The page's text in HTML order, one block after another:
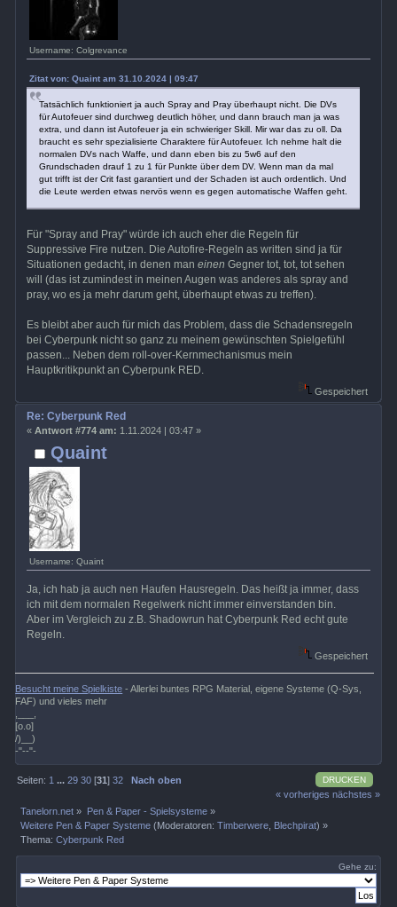
Username: Colgrevance
Zitat von: Quaint am 31.10.2024 | 09:47
Tatsächlich funktioniert ja auch Spray and Pray überhaupt nicht. Die DVs
für Autofeuer sind durchweg deutlich höher, und dann brauch man ja was
extra, und dann ist Autofeuer ja ein schwieriger Skill. Mir war das zu oll. Da
braucht es sehr spezialisierte Charaktere für Autofeuer. Ich nehme halt die
normalen DVs nach Waffe, und dann eben bis zu 5w6 auf den
Grundschaden drauf 1 zu 1 für Punkte über dem DV. Wenn man da mal
gut trifft ist der Crit fast garantiert und der Schaden ist auch ordentlich. Und
die Leute werden etwas nervös wenn es gegen automatische Waffen geht.
Für "Spray and Pray" würde ich auch eher die Regeln für
Suppressive Fire nutzen. Die Autofire-Regeln as written sind ja für
Situationen gedacht, in denen man einen Gegner tot, tot, tot sehen
will (das ist zumindest in meinen Augen was anderes als spray and
pray, wo es ja mehr darum geht, überhaupt etwas zu treffen).
Es bleibt aber auch für mich das Problem, dass die Schadensregeln
bei Cyberpunk nicht so ganz zu meinem gewünschten Spielgefühl
passen... Neben dem roll-over-Kernmechanismus mein
Hauptkritikpunkt an Cyberpunk RED.
Gespeichert
Quaint
Username: Quaint
Re: Cyberpunk Red
« Antwort #774 am: 1.11.2024 | 03:47 »
Ja, ich hab ja auch nen Haufen Hausregeln. Das heißt ja immer, dass
ich mit dem normalen Regelwerk nicht immer einverstanden bin.
Aber im Vergleich zu z.B. Shadowrun hat Cyberpunk Red echt gute
Regeln.
Gespeichert
Besucht meine Spielkiste - Allerlei buntes RPG Material, eigene Systeme (Q-Sys,
FAF) und vieles mehr
[o.o]
/)__)
-"--"-
DRUCKEN
Seiten: 1 ...29 30 [31]32
Nach oben
« vorheriges nächstes »
Tanelorn.net » Pen & Paper - Spielsysteme»
Weitere Pen & Paper Systeme (Moderatoren:Timberwere Blechpirat) »
Thema:Cyberpunk Red
Gehe zu: